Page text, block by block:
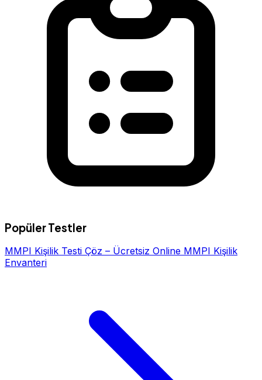
Popüler Testler
MMPI Kişilik Testi Çöz – Ücretsiz Online MMPI Kişilik
Envanteri